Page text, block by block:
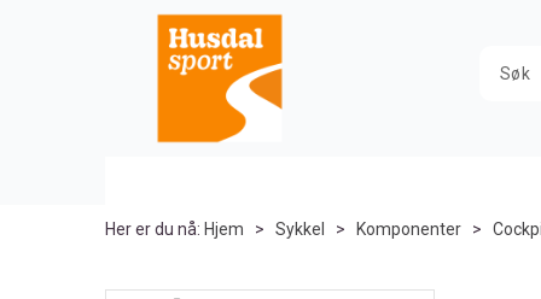
Her er du nå: Hjem > Sykkel > Komponenter >